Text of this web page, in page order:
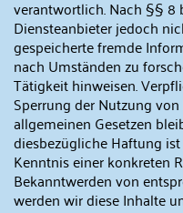
verantwortlich. Nach §§ 8
Diensteanbieter jedoch
gespeicherte fremde
nach Umständen zu
Tätigkeit hinweisen.
Sperrung der Nutzung
allgemeinen Gesetzen
diesbezügliche Haftung
Kenntnis einer konkreten
Bekanntwerden von
werden wir diese Inhalte